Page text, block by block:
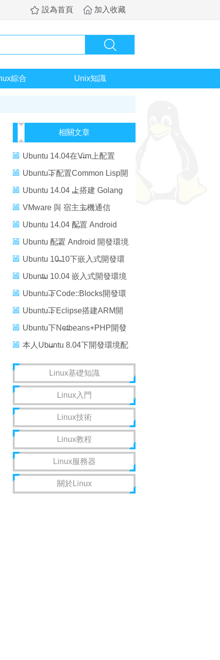
設為首頁 加入收藏
綜合 Unix知識
相關文章
Ubuntu 14.04在Vim上配置
Python開發環境
Ubuntu下配置Common Lisp開
發環境
Ubuntu 14.04 上搭建 Golang
開發環境配置
VMware 與 宿主主機通信
STEP BY STEP
Ubuntu 14.04 配置 Android
SDK 開發環境
Ubuntu 配置 Android 開發環境
圖文詳解
Ubuntu 10.10下嵌入式開發環
境的配置
Ubuntu 10.04 嵌入式開發環境
配置
Ubuntu下Code::Blocks開發環
境配置
Ubuntu下Eclipse搭建ARM開
發環境
Ubuntu下Netbeans+PHP開發
環境的配置
本人Ubuntu 8.04下開發環境配
置方案
Linux基礎知識
Linux入門
Linux技術
Linux教程
Linux服務器
關於Linux